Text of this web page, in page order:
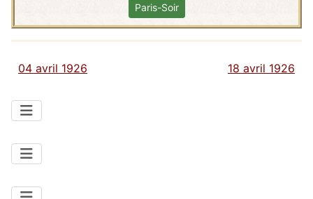
Paris-Soir
04 avril 1926 18 avril 1926